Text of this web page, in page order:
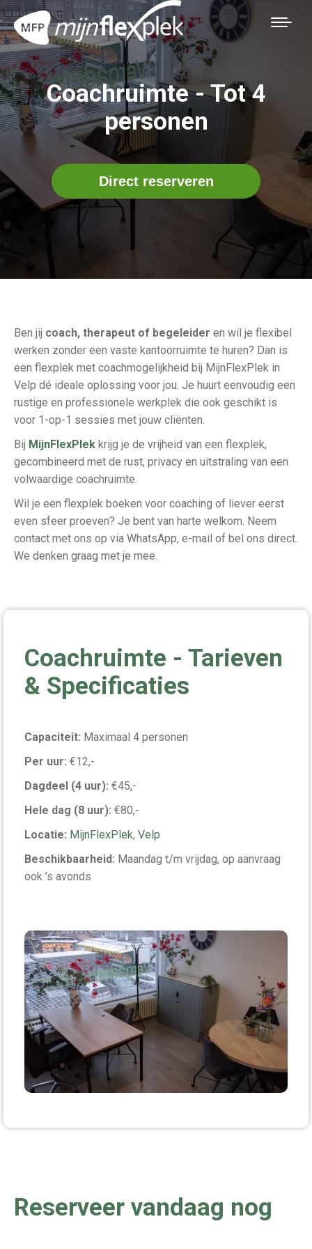
Coachruimte - Tot 4
personen
Direct reserveren
Ben jij coach, therapeut of begeleider en wil je flexibel
werken zonder een vaste kantoorruimte te huren? Dan is
een flexplek met coachmogelijkheid bij MijnFlexPlek in
Velp dé ideale oplossing voor jou. Je huurt eenvoudig een
rustige en professionele werkplek die ook geschikt is
voor 1-op-1 sessies met jouw cliënten.
Bij MijnFlexPlek krijg je de vrijheid van een flexplek,
gecombineerd met de rust, privacy en uitstraling van een
volwaardige coachruimte.
Wil je een flexplek boeken voor coaching of liever eerst
even sfeer proeven? Je bent van harte welkom. Neem
contact met ons op via WhatsApp, e-mail of bel ons direct.
We denken graag met je mee.
Coachruimte - Tarieven
& Specificaties
Capaciteit: Maximaal 4 personen
Per uur: €12,-
Dagdeel (4 uur): €45,-
Hele dag (8 uur): €80,-
Locatie: MijnFlexPlek, Velp
Beschikbaarheid: Maandag t/m vrijdag, op aanvraag
ook ’s avonds
Reserveer vandaag nog